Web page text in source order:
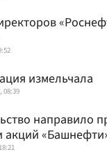
измельчала
08:39
направило
акций